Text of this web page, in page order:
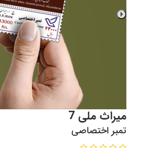
میراث ملی 7
تمبر اختصاصی